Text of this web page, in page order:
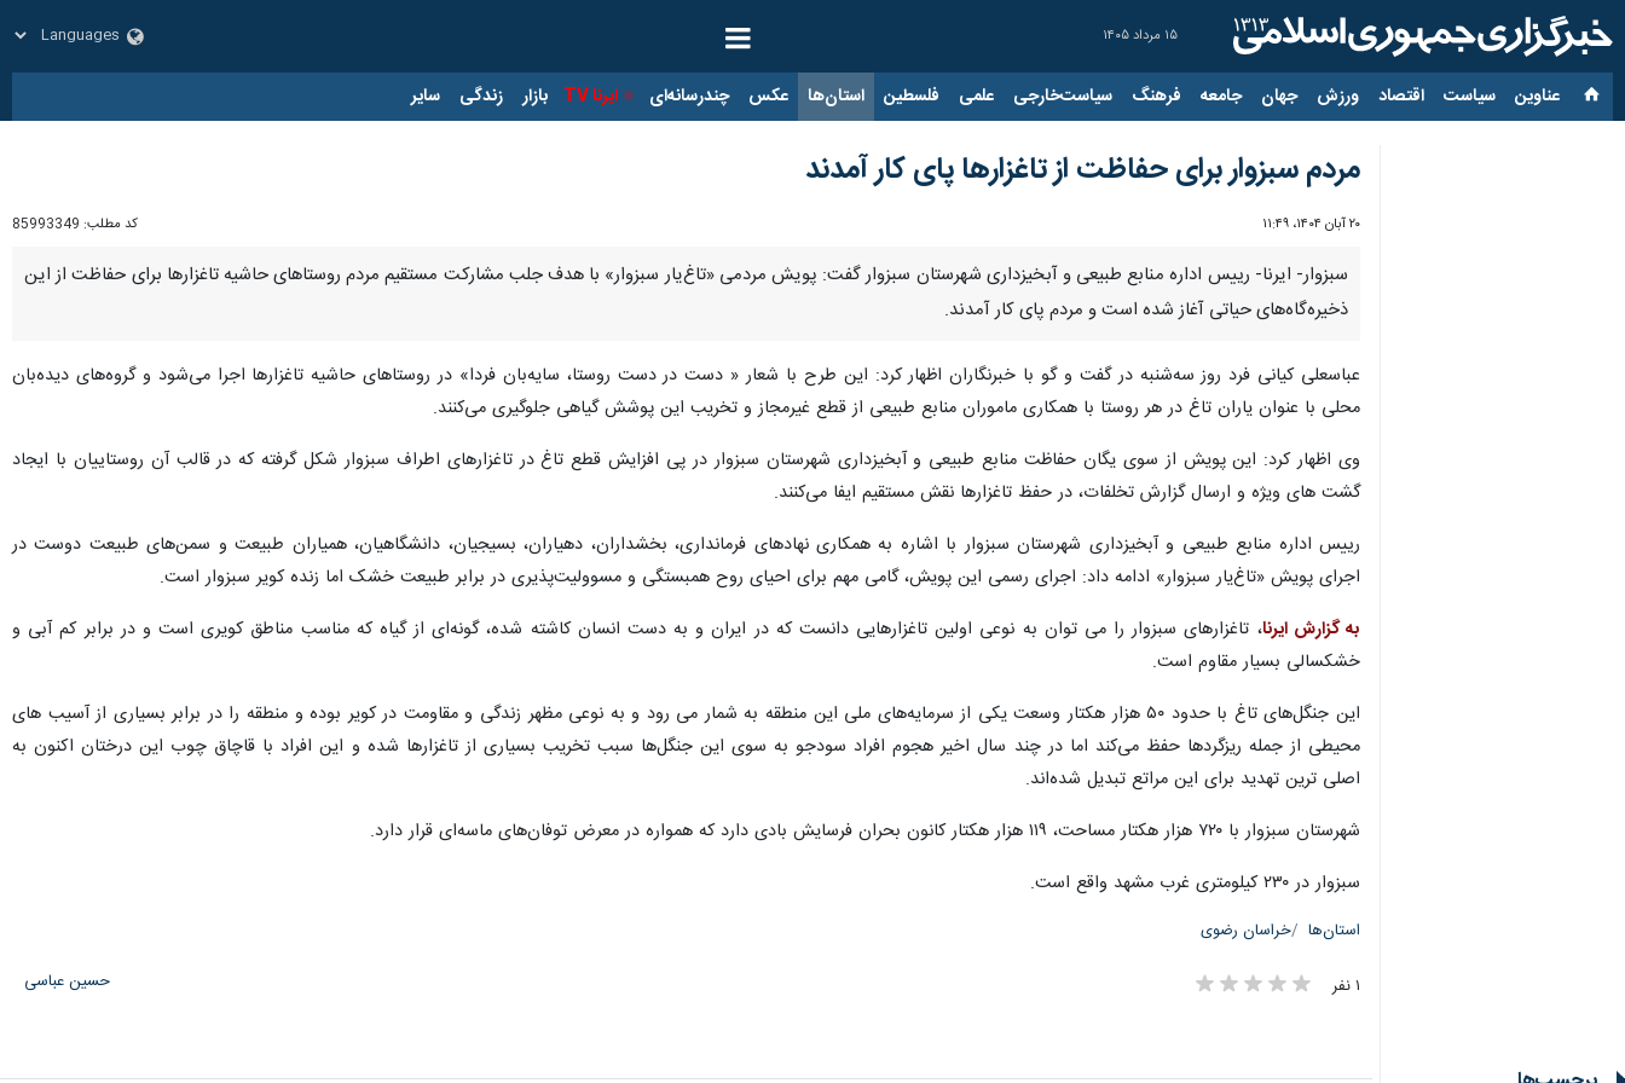
۱۵ مرداد ۱۴۰۵
عناوین‌ سیاست اقتصاد ورزش جهان جامعه فرهنگ سیاست‌خارجی علمی فلسطین استان‌ها عکس چندرسانه‌ای ایرنا TV بازار زندگی سایر
مردم سبزوار برای حفاظت از تاغزارها پای کار آمدند
۲۰ آبان ۱۴۰۴، ۱۱:۴۹ کد مطلب: 85993349
سبزوار- ایرنا- رییس اداره منابع طبیعی و آبخیزداری شهرستان سبزوار گفت: پویش مردمی «تاغ‌یار سبزوار» با هدف جلب مشارکت مستقیم مردم روستاهای حاشیه تاغزارها برای حفاظت از این
ذخیره‌گاه‌های حیاتی آغاز شده است و مردم پای کار آمدند.
عباسعلی کیانی فرد روز سه‌شنبه در گفت و گو با خبرنگاران اظهار کرد: این طرح با شعار « دست در دست روستا، سایه‌بان فردا» در روستاهای حاشیه تاغزارها اجرا می‌شود و گروه‌های دیده‌بان
محلی با عنوان یاران تاغ در هر روستا با همکاری ماموران منابع طبیعی از قطع غیرمجاز و تخریب این پوشش گیاهی جلوگیری می‌کنند.
وی اظهار کرد: این پویش از سوی یگان حفاظت منابع طبیعی و آبخیزداری شهرستان سبزوار در پی افزایش قطع تاغ در تاغزارهای اطراف سبزوار شکل گرفته که در قالب آن روستاییان با ایجاد
گشت های ویژه و ارسال گزارش تخلفات، در حفظ تاغزارها نقش مستقیم ایفا می‌کنند.
رییس اداره منابع طبیعی و آبخیزداری شهرستان سبزوار با اشاره به همکاری نهادهای فرمانداری، بخشداران، دهیاران، بسیجیان، دانشگاهیان، همیاران طبیعت و سمن‌های طبیعت دوست در
اجرای پویش «تاغ‌یار سبزوار» ادامه داد: اجرای رسمی این پویش، گامی مهم برای احیای روح همبستگی و مسوولیت‌پذیری در برابر طبیعت خشک اما زنده‌ کویر سبزوار است.
به گزارش ایرنا، تاغزارهای سبزوار را می توان به نوعی اولین تاغزارهایی دانست که در ایران و به دست انسان کاشته شده، گونه‌ای از گیاه که مناسب مناطق کویری است و در برابر کم آبی و
خشکسالی بسیار مقاوم است.
این جنگل‌های تاغ با حدود ۵۰ هزار هکتار وسعت یکی از سرمایه‌های ملی این منطقه به شمار می رود و به نوعی مظهر زندگی و مقاومت در کویر بوده و منطقه را در برابر بسیاری از آسیب های
محیطی از جمله ریزگردها حفظ می‌کند اما در چند سال اخیر هجوم افراد سودجو به سوی این جنگل‌ها سبب تخریب بسیاری از تاغزارها شده و این افراد با قاچاق چوب این درختان اکنون به
اصلی ترین تهدید برای این مراتع تبدیل شده‌اند.
شهرستان سبزوار با ۷۲۰ هزار هکتار مساحت، ۱۱۹ هزار هکتار کانون بحران فرسایش بادی دارد که همواره در معرض توفان‌های ماسه‌ای قرار دارد.
سبزوار در ۲۳۰ کیلومتری غرب مشهد واقع است.
استان‌ها خراسان رضوی
۱ نفر حسین عباسی